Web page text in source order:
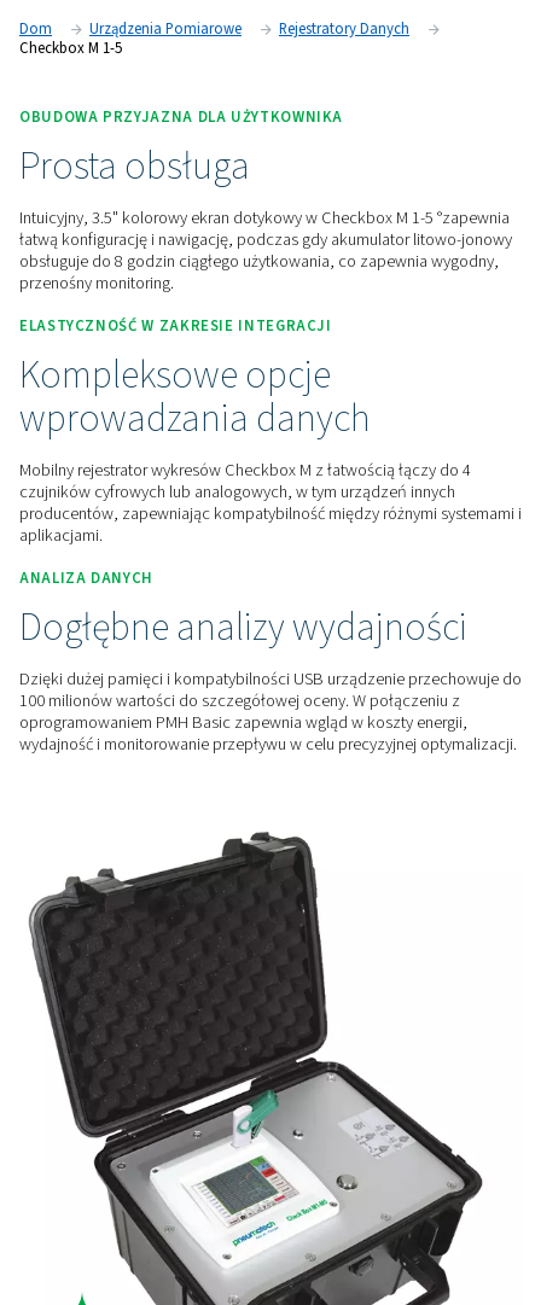
Kompaktowe i niezawodne, wspierają śledzenie danych i
Skontaktuj się z nami, aby uzyskać wycenę!
Dom Urządzenia Pomiarowe
Checkbox M 1-5
OBUDOWA PRZYJAZNA DLA UŻYTKOWNIKA
Prosta obsługa
Intuicyjny, 3.5" kolorowy ekran dotykowy w Checkbox M 1-
obsługuje do 8 godzin ciągłego użytkowania, co
przenośny monitoring.
ELASTYCZNOŚĆ W ZAKRESIE INTEGRACJI
Kompleksowe opcje
Mobilny rejestrator wykresów Checkbox M z łatwością
czujników cyfrowych lub analogowych, w tym urządzeń
producentów, zapewniając kompatybilność między
aplikacjami.
ANALIZA DANYCH
Dogłębne analizy
Dzięki dużej pamięci i kompatybilności USB urządzenie
100 milionów wartości do szczegółowej oceny. W
oprogramowaniem PMH Basic zapewnia wgląd w koszty
wydajność i monitorowanie przepływu w celu precyzyjnej